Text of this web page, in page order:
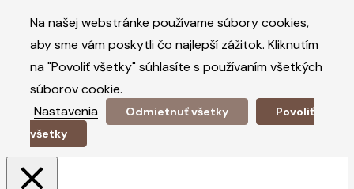
Na našej webstránke používame súbory cookies,
aby sme vám poskytli čo najlepší zážitok. Kliknutím
na "Povoliť všetky" súhlasíte s používaním všetkých
súborov cookie.
Nastavenia
Odmietnuť všetky
Povoliť
všetky